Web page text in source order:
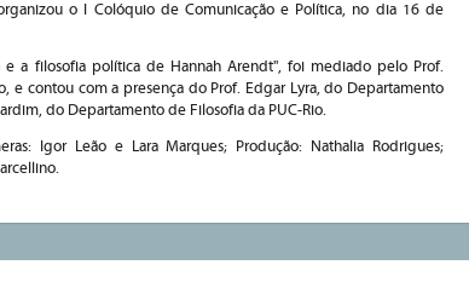
o I Colóquio de Comunicação e Política, no dia 16 de
a filosofia política de Hannah Arendt", foi mediado pelo Prof.
e contou com a presença do Prof. Edgar Lyra, do Departamento
do Departamento de Filosofia da PUC-Rio.
Igor Leão e Lara Marques; Produção: Nathalia Rodrigues;